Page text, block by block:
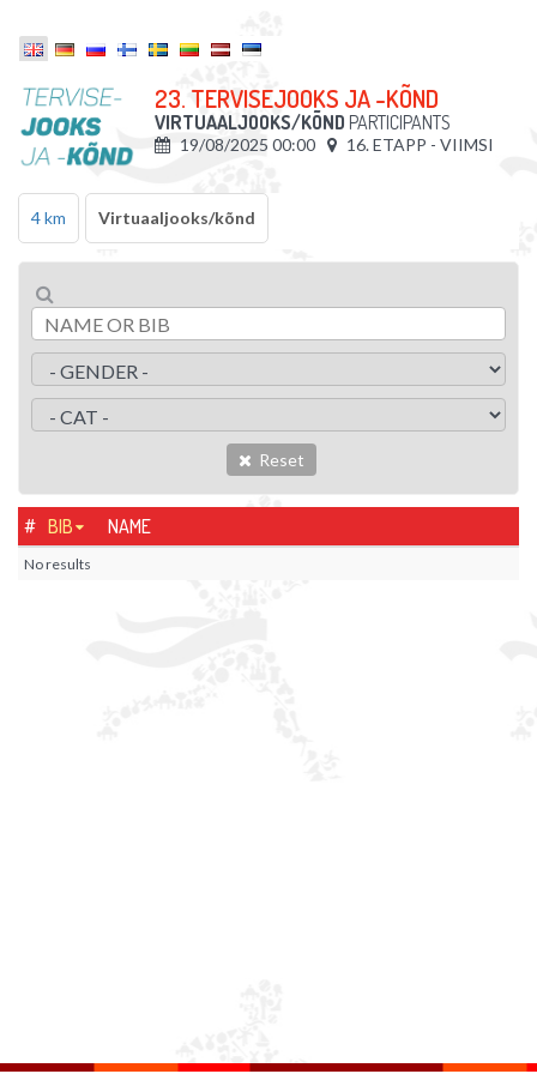
23. TERVISEJOOKS JA -KÕND
VIRTUAALJOOKS/KÕND PARTICIPANTS
19/08/2025 00:00 16. ETAPP - VIIMSI
4 km Virtuaaljooks/kõnd
Reset
# BIB NAME
No results